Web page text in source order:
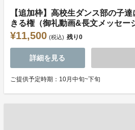
【追加枠】高校生ダンス部の子
きる権（御礼動画&長文メッセー
¥11,500 (税込) 残り0
詳細を見る
ご提供予定時期：10月中旬~下旬